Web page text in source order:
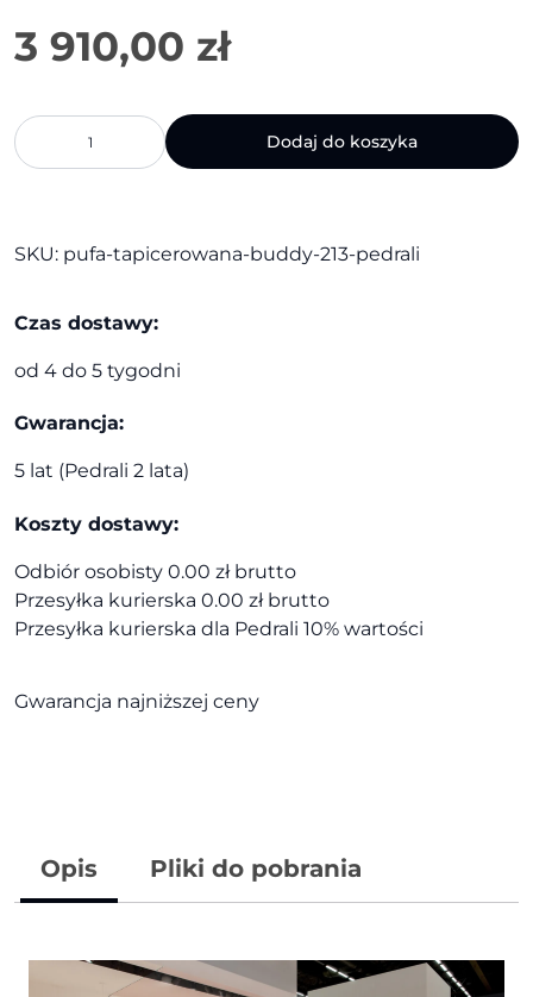
ilość
Pufa
tapicerowana
|
Dodaj do koszyka
SKU: pufa-tapicerowana-buddy-213-pedrali
Czas dostawy:
od 4 do 5 tygodni
Gwarancja:
5 lat (Pedrali 2 lata)
Koszty dostawy:
Odbiór osobisty 0.00 zł brutto
Przesyłka kurierska 0.00 zł brutto
Przesyłka kurierska dla Pedrali 10% wartości
Gwarancja najniższej ceny
Opis Pliki do pobrania